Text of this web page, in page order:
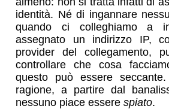
identità. Né di ingannare
quando ci colleghiamo a
assegnato un indirizzo IP,
provider del collegamento,
controllare che cosa
questo può essere
ragione, a partire dal
nessuno piace esserespiato.